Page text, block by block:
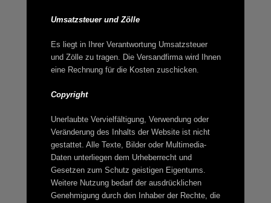
Umsatzsteuer und Zölle
Es liegt in Ihrer Verantwortung Umsatzsteuer
und Zölle zu tragen. Die Versandfirma wird Ihnen
eine Rechnung für die Kosten zuschicken.
Copyright
Unerlaubte Vervielfältigung, Verwendung oder
Veränderung des Inhalts der Website ist nicht
gestattet. Alle Texte, Bilder oder Multimedia-
Daten unterliegen dem Urheberrecht und
Gesetzen zum Schutz geistigen Eigentums.
Weitere Nutzung bedarf der ausdrücklichen
Genehmigung durch den Inhaber der Rechte, die